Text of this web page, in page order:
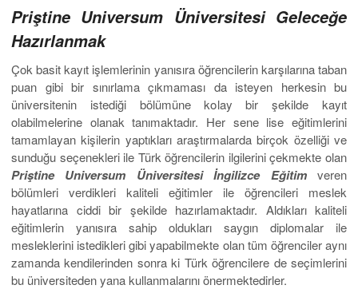
Priştine Universum Üniversitesi Geleceğe
Hazırlanmak
Çok basit kayıt işlemlerinin yanısıra öğrencilerin karşılarına taban
puan gibi bir sınırlama çıkmaması da isteyen herkesin bu
üniversitenin istediği bölümüne kolay bir şekilde kayıt
olabilmelerine olanak tanımaktadır. Her sene lise eğitimlerini
tamamlayan kişilerin yaptıkları araştırmalarda birçok özelliği ve
sunduğu seçenekleri ile Türk öğrencilerin ilgilerini çekmekte olan
Priştine Universum Üniversitesi İngilizce Eğitimveren
bölümleri verdikleri kaliteli eğitimler ile öğrencileri meslek
hayatlarına ciddi bir şekilde hazırlamaktadır. Aldıkları kaliteli
eğitimlerin yanısıra sahip oldukları saygın diplomalar ile
mesleklerini istedikleri gibi yapabilmekte olan tüm öğrenciler aynı
zamanda kendilerinden sonra ki Türk öğrencilere de seçimlerini
bu üniversiteden yana kullanmalarını önermektedirler.